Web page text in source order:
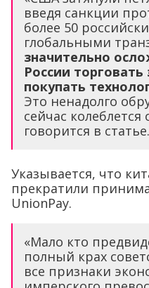
введя санкции
более 50
глобальными
значительно
России
покупать
Это ненадолго
сейчас колеблется
говорится в статье.
Указывается, что
прекратили
UnionPay.
«Мало кто
полный крах
все признаки